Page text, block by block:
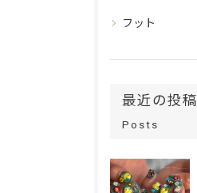
フット
最近の投稿
Posts